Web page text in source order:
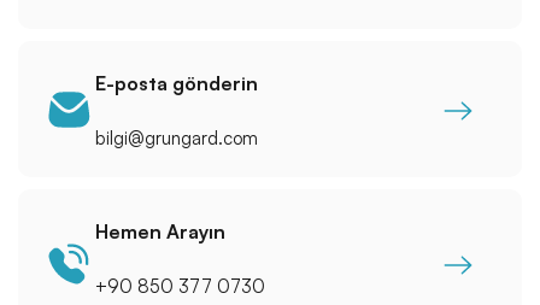
E-posta gönderin
bilgi@grungard.com
Hemen Arayın
+90 850 377 0730